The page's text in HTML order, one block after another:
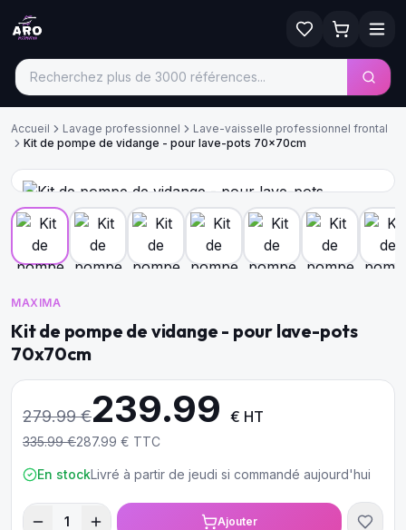
Accueil Lavage professionnel
Lave-vaisselle professionnel frontal
Kit de pompe de vidange - pour lave-pots 70x70cm
MAXIMA
Kit de pompe de vidange - pour lave-pots
70x70cm
279.99€239.99 € HT
335.99€287.99 € TTC
En stockLivré à partir de jeudi si commandé aujourd'hui
1 Ajouter